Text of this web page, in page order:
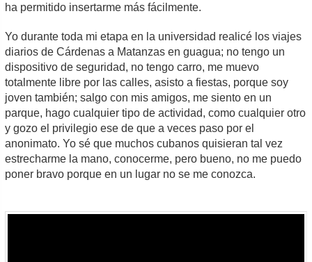
ha permitido insertarme más fácilmente.
Yo durante toda mi etapa en la universidad realicé los viajes
diarios de Cárdenas a Matanzas en guagua; no tengo un
dispositivo de seguridad, no tengo carro, me muevo
totalmente libre por las calles, asisto a fiestas, porque soy
joven también; salgo con mis amigos, me siento en un
parque, hago cualquier tipo de actividad, como cualquier otro
y gozo el privilegio ese de que a veces paso por el
anonimato. Yo sé que muchos cubanos quisieran tal vez
estrecharme la mano, conocerme, pero bueno, no me puedo
poner bravo porque en un lugar no se me conozca.